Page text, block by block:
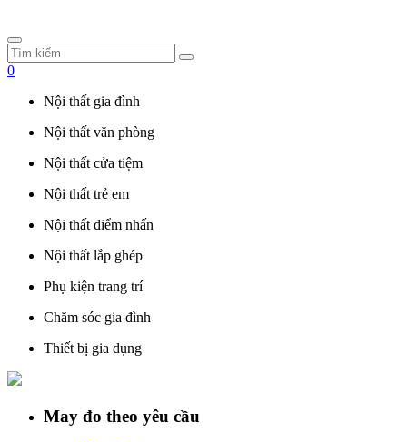
0
Nội thất gia đình
Nội thất văn phòng
Nội thất cửa tiệm
Nội thất trẻ em
Nội thất điểm nhấn
Nội thất lắp ghép
Phụ kiện trang trí
Chăm sóc gia đình
Thiết bị gia dụng
May đo theo yêu cầu